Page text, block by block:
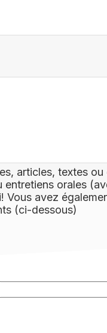
articles, textes
entretiens orales
Vous avez
(ci-dessous)